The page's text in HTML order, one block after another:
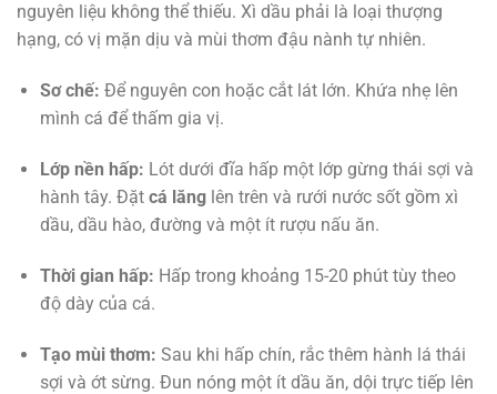
nguyên liệu không thể thiếu. Xì dầu phải là loại thượng
hạng, có vị mặn dịu và mùi thơm đậu nành tự nhiên.
Sơ chế: Để nguyên con hoặc cắt lát lớn. Khứa nhẹ lên
mình cá để thấm gia vị.
Lớp nền hấp: Lót dưới đĩa hấp một lớp gừng thái sợi và
hành tây. Đặt cá lănglên trên và rưới nước sốt gồm xì
dầu, dầu hào, đường và một ít rượu nấu ăn.
Thời gian hấp: Hấp trong khoảng 15-20 phút tùy theo
độ dày của cá.
Tạo mùi thơm: Sau khi hấp chín, rắc thêm hành lá thái
sợi và ớt sừng. Đun nóng một ít dầu ăn, dội trực tiếp lên